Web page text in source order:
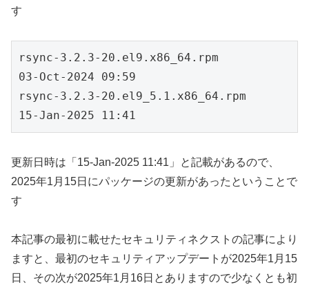
す
rsync-3.2.3-20.el9.x86_64.rpm
03-Oct-2024 09:59
rsync-3.2.3-20.el9_5.1.x86_64.rpm
15-Jan-2025 11:41
更新日時は「15-Jan-2025 11:41」と記載があるので、
2025年1月15日にパッケージの更新があったということで
す
本記事の最初に載せたセキュリティネクストの記事により
ますと、最初のセキュリティアップデートが2025年1月15
日、その次が2025年1月16日とありますので少なくとも初